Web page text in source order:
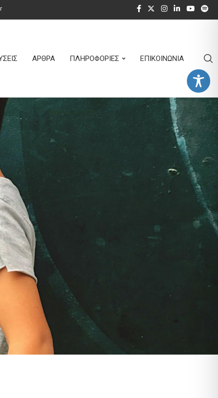
ΑΡΘΡΑ ΠΛΗΡΟΦΟΡΙΕΣ ΕΠΙΚΟΙΝΩΝΙΑ